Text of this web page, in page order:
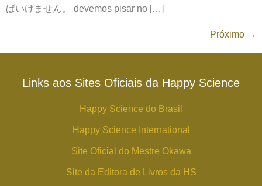
ばいけません。 devemos pisar no […]
Próximo →
Links aos Sites Oficiais da Happy Science
Happy Science do Brasil
Happy Science International
Site Oficial do Mestre Okawa
Site da Editora de Livros da HS